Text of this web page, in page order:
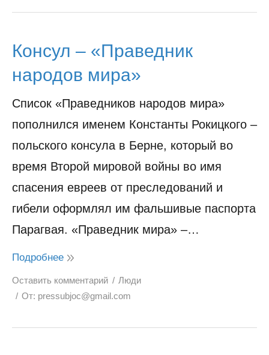
Консул – «Праведник
народов мира»
Список «Праведников народов мира»
пополнился именем Константы Рокицкого –
польского консула в Берне, который во
время Второй мировой войны во имя
спасения евреев от преследований и
гибели оформлял им фальшивые паспорта
Парагвая. «Праведник мира» –…
Подробнее
Оставить комментарий
Люди
От: pressubjoc@gmail.com